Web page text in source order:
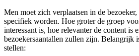
Men moet zich verplaatsen in de
specifiek worden. Hoe groter de groep
interessant is, hoe relevanter de content is
bezoekersaantallen zullen zijn. Belangrijk
stellen: